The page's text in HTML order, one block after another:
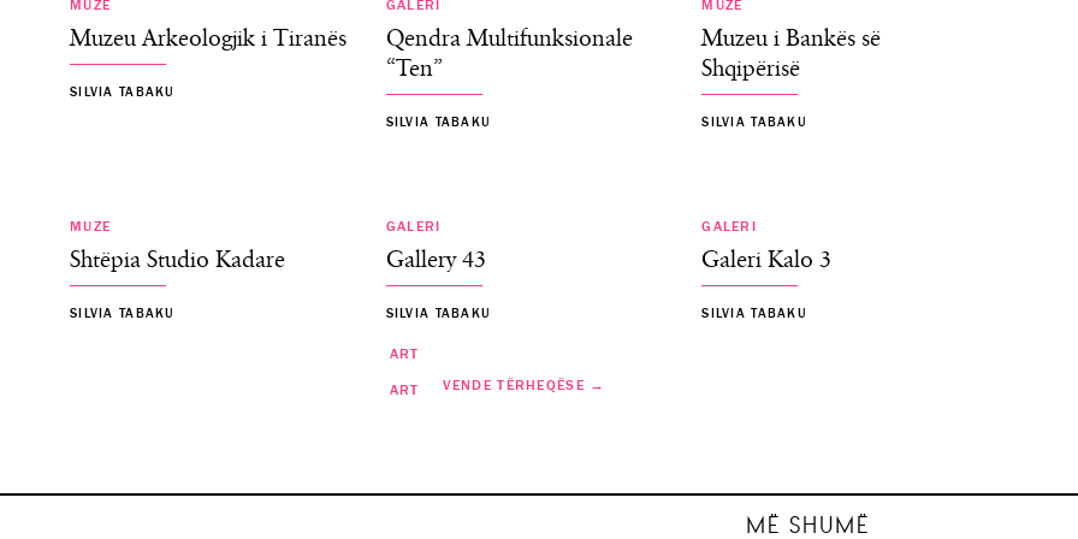
MUZE
Muzeu Arkeologjik i Tiranës
SILVIA TABAKU
GALERI
Qendra Multifunksionale
“Ten”
SILVIA TABAKU
MUZE
Muzeu i Bankës së
Shqipërisë
SILVIA TABAKU
MUZE
Shtëpia Studio Kadare
SILVIA TABAKU
GALERI
Gallery 43
SILVIA TABAKU
GALERI
Galeri Kalo 3
SILVIA TABAKU
VENDE TËRHEQËSE →
MË SHUMË
ART
ANJA DERVISHI
ART
ANJA DERVISHI